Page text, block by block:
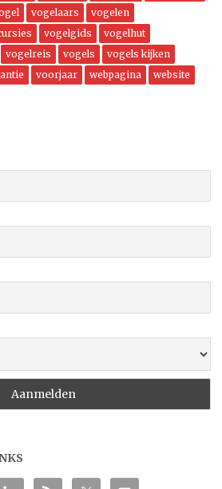
vogelaars
vogelen
vogelgids
vogelhut
vogelreis vogels
vogels kijken
voorjaar webpagina website